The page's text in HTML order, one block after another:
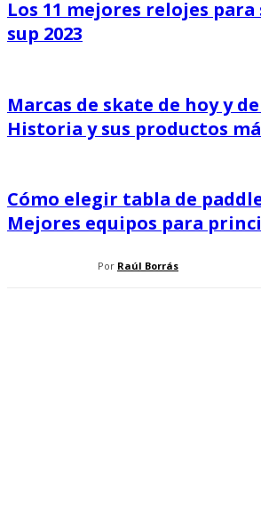
Los 11 mejores relojes
sup 2023
Marcas de skate de hoy y
Historia y sus productos
Cómo elegir tabla de
Mejores equipos para
Por Raúl Borrás